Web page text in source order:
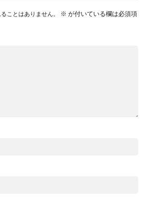
ことはありません。 ※ が付いている欄は必須項